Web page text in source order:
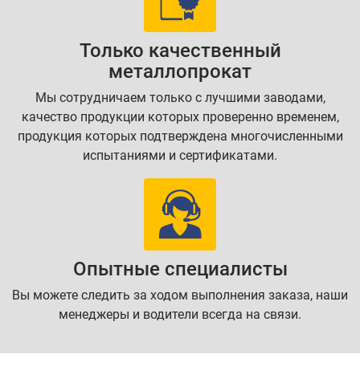
Только качественный
металлопрокат
Мы сотрудничаем только с лучшими заводами,
качество продукции которых проверенно временем,
продукция которых подтверждена многочисленными
испытаниями и сертификатами.
Опытные специалисты
Вы можете следить за ходом выполнения заказа, наши
менеджеры и водители всегда на связи.